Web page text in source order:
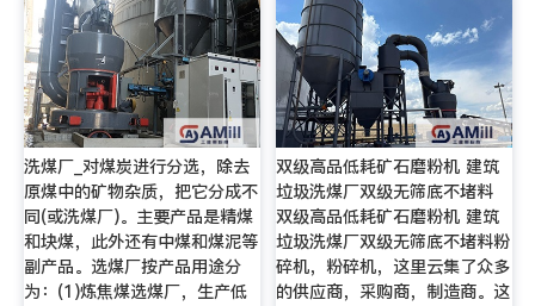
洗煤厂_对煤炭进行分选，除去
原煤中的矿物杂质，把它分成不
同(或洗煤厂)。主要产品是精煤
和块煤，此外还有中煤和煤泥等
副产品。选煤厂按产品用途分
为：(1)炼焦煤选煤厂，生产低
双级高品低耗矿石磨粉机 建筑
垃圾洗煤厂双级无筛底不堵料
双级高品低耗矿石磨粉机 建筑
垃圾洗煤厂双级无筛底不堵料粉
碎机，粉碎机，这里云集了众多
的供应商，采购商，制造商。这